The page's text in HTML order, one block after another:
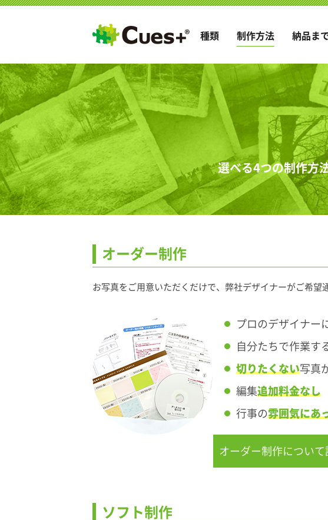
種類 制作方法 納品ま
選べる4つの制作方
オーダー制作
お写真をご用意いただくだけで、弊社デザイナーがご希望
プロのデザイナー
自分たちで作業す
切りたくない写真
編集追加料金なし
行事の雰囲気にあ
オーダー制作について
ソフト制作